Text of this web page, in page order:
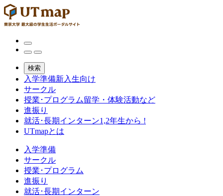
検索
入学準備新入生向け
サークル
授業･プログラム留学・体験活動など
進振り
就活･長期インターン1,2年生から !
UTmapとは
入学準備
サークル
授業･プログラム
進振り
就活･長期インターン